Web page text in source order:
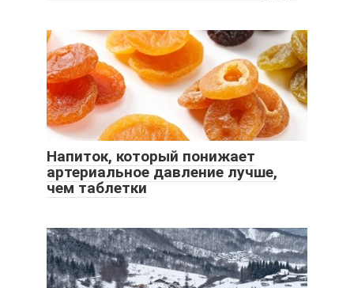
Напиток, который понижает
артериальное давление лучше,
чем таблетки